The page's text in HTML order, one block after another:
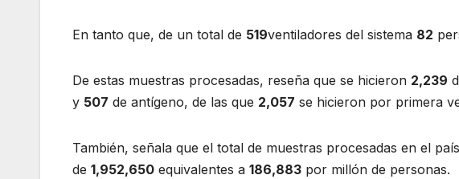
En tanto que, de un total de 519ventiladores del sistema 82
De estas muestras procesadas, reseña que se hicieron 2,239
y 507 de antígeno, de las que 2,057 se hicieron por primera
También, señala que el total de muestras procesadas en el
de 1,952,650 equivalentes a 186,883 por millón de personas.